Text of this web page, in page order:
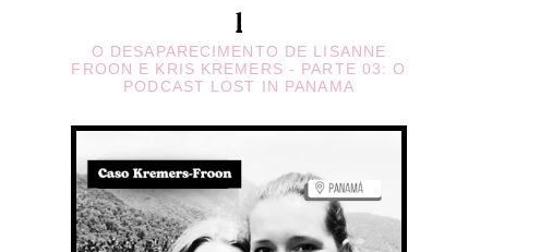
O DESAPARECIMENTO DE LISANNE
FROON E KRIS KREMERS - PARTE 03: O
PODCAST LOST IN PANAMA